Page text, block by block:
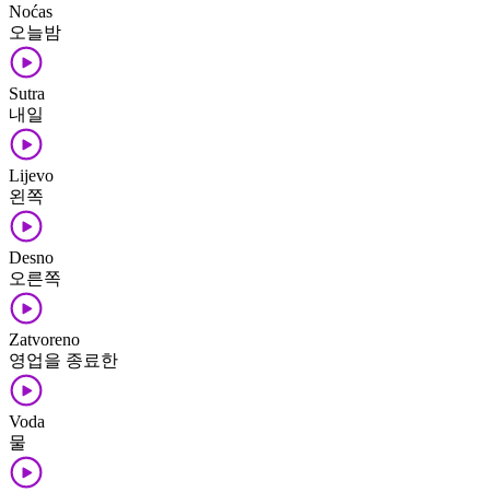
Noćas
오늘밤
Sutra
내일
Lijevo
왼쪽
Desno
오른쪽
Zatvoreno
영업을 종료한
Voda
물